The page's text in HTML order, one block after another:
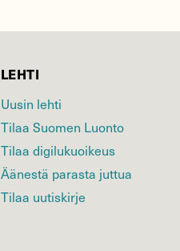
LEHTI
Uusin lehti
Tilaa Suomen Luonto
Tilaa digilukuoikeus
Äänestä parasta juttua
Tilaa uutiskirje